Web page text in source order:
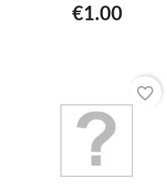
€1.00
favorite_border